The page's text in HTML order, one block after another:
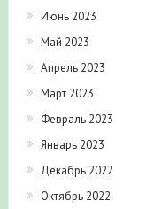
Июнь 2023
Май 2023
Апрель 2023
Март 2023
Февраль 2023
Январь 2023
Декабрь 2022
Октябрь 2022